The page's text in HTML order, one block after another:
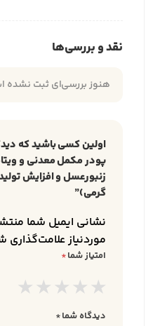
نقد و بررسی‌ها
هنوز بررسی‌ای ثبت نشده
اولین کسی باشید که
پودر مکمل معدنی و
گرمی)”
نشانی ایمیل شما
موردنیاز علامت‌گذاری
امتیاز شما*
دیدگاه شما*